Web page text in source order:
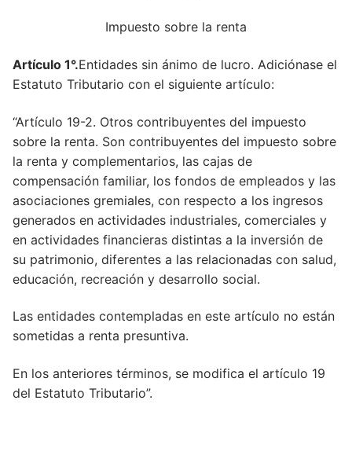
Impuesto sobre la renta
Artículo 1°.Entidades sin ánimo de lucro. Adiciónase el
Estatuto Tributario con el siguiente artículo:
“Artículo 19-2. Otros contribuyentes del impuesto
sobre la renta. Son contribuyentes del impuesto sobre
la renta y complementarios, las cajas de
compensación familiar, los fondos de empleados y las
asociaciones gremiales, con respecto a los ingresos
generados en actividades industriales, comerciales y
en actividades financieras distintas a la inversión de
su patrimonio, diferentes a las relacionadas con salud,
educación, recreación y desarrollo social.
Las entidades contempladas en este artículo no están
sometidas a renta presuntiva.
En los anteriores términos, se modifica el artículo 19
del Estatuto Tributario”.